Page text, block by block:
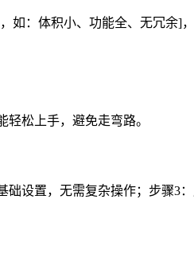
如：体积小、功能全、无冗余]
松上手，避免走弯路。
设置，无需复杂操作；步骤3